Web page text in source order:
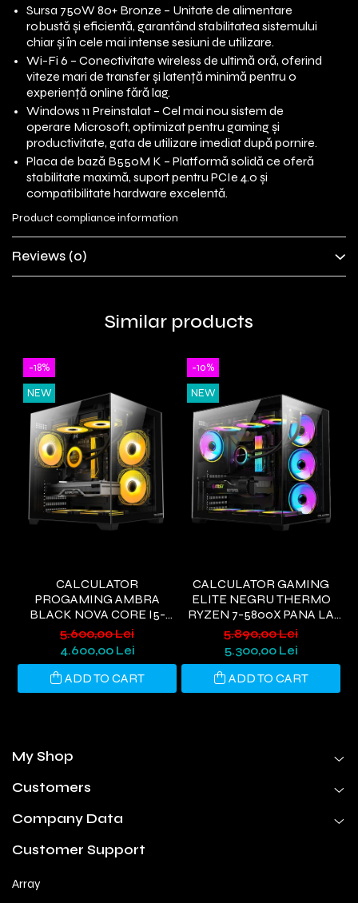
Sursa 750W 80+ Bronze – Unitate de alimentare
robustă și eficientă, garantând stabilitatea sistemului
chiar și în cele mai intense sesiuni de utilizare.
Wi-Fi 6 – Conectivitate wireless de ultimă oră, oferind
viteze mari de transfer și latență minimă pentru o
experiență online fără lag.
Windows 11 Preinstalat – Cel mai nou sistem de
operare Microsoft, optimizat pentru gaming și
productivitate, gata de utilizare imediat după pornire.
Placa de bază B550M K – Platformă solidă ce oferă
stabilitate maximă, suport pentru PCIe 4.0 și
compatibilitate hardware excelentă.
Product compliance information
Reviews (0)
Similar products
-18%
NEW
CALCULATOR
PROGAMING AMBRA
BLACK NOVA CORE I5-
9400, 32GB DDR4, 1TB SSD,
RTX 3050 6GB, WIFI 6,
WINDOWS 11 HOME
5.600,00 Lei
4.600,00 Lei
ADD TO CART
-10%
NEW
CALCULATOR GAMING
ELITE NEGRU THERMO
RYZEN 7-5800X PANA LA
4.7GHZ, 32GB DDR4, 1TB
SSD, RTX5060 8GB GDDR7,
WINDOWS 11, WI-FI 6
5.890,00 Lei
5.300,00 Lei
ADD TO CART
My Shop
Customers
Company Data
Customer Support
Array